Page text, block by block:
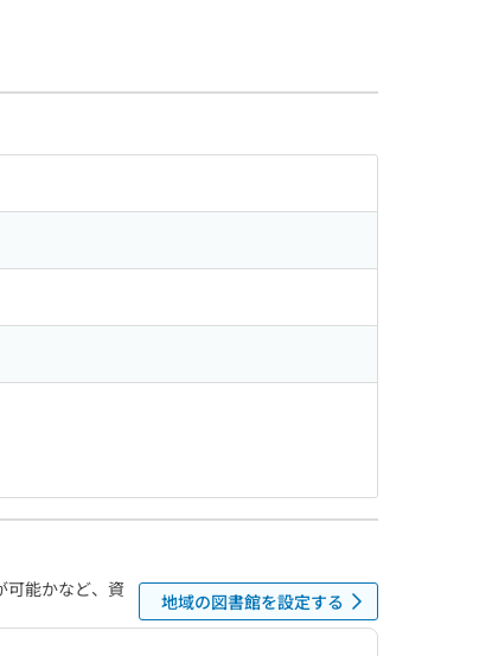
可能かなど、資
地域の図書館を設定する